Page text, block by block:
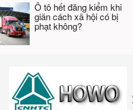
Ô tô hết đăng kiểm khi
giãn cách xã hội có bị
phạt không?